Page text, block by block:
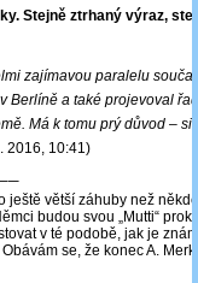
Stejně ztrhaný výraz,
zajímavou paralelu
Berlíně a také projevoval
Má k tomu prý důvod –
2016, 10:41)
ještě větší záhuby než
budou svou „Mutti“
v té podobě, jak je
se, že konec A.